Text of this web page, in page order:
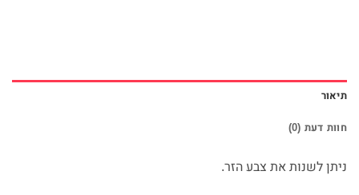
תיאור
חוות דעת (0)
ניתן לשנות את צבע הזר.